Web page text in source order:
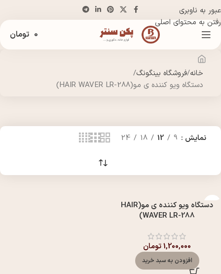
عبور به ناوبری
رفتن به محتوای اصلی
0 تومان
خانه فروشگاه بینگونگ
دستگاه ویو کننده ی مو(HAIR WAVER LR-288)
نمایش 9
12
18
24
دستگاه ویو کننده ی مو(HAIR
WAVER LR-288)
1,200,000تومان
افزودن به سبد خرید